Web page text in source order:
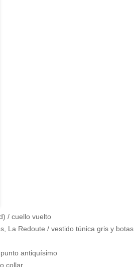
/ cuello vuelto
La Redoute / vestido túnica gris y botas
antiquísimo
collar